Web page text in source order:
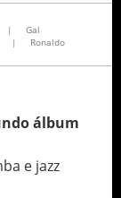
|
Gal
|
Ronaldo
álbum
e jazz